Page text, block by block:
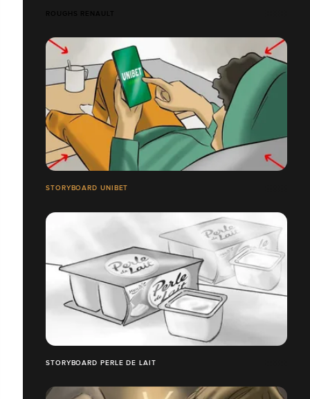
ROUGHS RENAULT
STORYBOARD UNIBET
STORYBOARD PERLE DE LAIT